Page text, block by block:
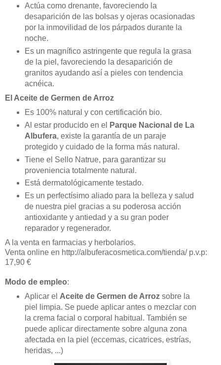
Actúa como drenante, favoreciendo la
desaparición de las bolsas y ojeras ocasionadas
por la inmovilidad de los párpados durante la
noche.
Es un magnífico astringente que regula la grasa
de la piel, favoreciendo la desaparición de
granitos ayudando así a pieles con tendencia
acnéica.
El Aceite de Germen de Arroz
Es 100% natural y con certificación bio.
Al estar producido en el
Parque Nacional de La
Albufera, existe la garantía de un paraje
protegido y cuidado de la forma más natural.
Tiene el Sello Natrue, para garantizar su
proveniencia totalmente natural.
Está dermatológicamente testado.
Es un perfectísimo aliado para la belleza y salud
de nuestra piel gracias a su poderosa acción
antioxidante y antiedad y a su gran poder
reparador y regenerador.
A la venta en farmacias y herbolarios.
Venta online en http://albuferacosmetica.com/tienda/ p.v.p:
17,90 €
Modo de empleo:
Aplicar el Aceite de Germen de Arrozsobre la
piel limpia. Se puede aplicar antes o mezclar con
la crema facial o corporal habitual. También se
puede aplicar directamente sobre alguna zona
afectada en la piel (eccemas, cicatrices, estrías,
heridas, ...)